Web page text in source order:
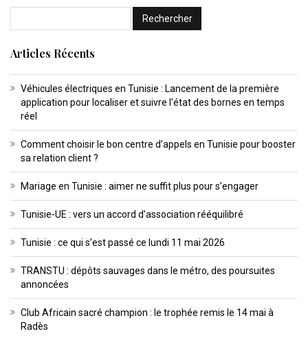
Articles Récents
Véhicules électriques en Tunisie : Lancement de la première
application pour localiser et suivre l’état des bornes en temps
réel
Comment choisir le bon centre d’appels en Tunisie pour booster
sa relation client ?
Mariage en Tunisie : aimer ne suffit plus pour s’engager
Tunisie-UE : vers un accord d’association rééquilibré
Tunisie : ce qui s’est passé ce lundi 11 mai 2026
TRANSTU : dépôts sauvages dans le métro, des poursuites
annoncées
Club Africain sacré champion : le trophée remis le 14 mai à
Radès